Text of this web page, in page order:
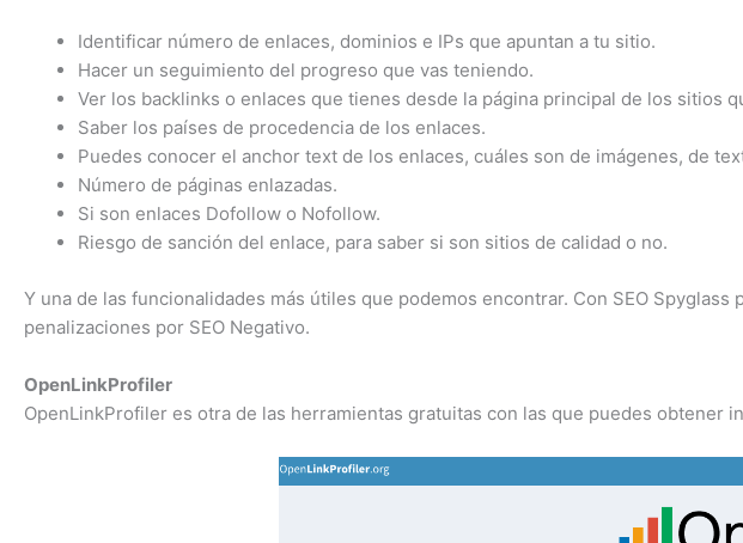
Identificar número de enlaces, dominios e IPs que apuntan a tu sitio.
Hacer un seguimiento del progreso que vas teniendo.
Ver los backlinks o enlaces que tienes desde la página principal de los sitios
Saber los países de procedencia de los enlaces.
Puedes conocer el anchor text de los enlaces, cuáles son de imágenes, de
Número de páginas enlazadas.
Si son enlaces Dofollow o Nofollow.
Riesgo de sanción del enlace, para saber si son sitios de calidad o no.
Y una de las funcionalidades más útiles que podemos encontrar. Con SEO
penalizaciones por SEO Negativo.
OpenLinkProfiler
OpenLinkProfiler es otra de las herramientas gratuitas con las que puedes obtener